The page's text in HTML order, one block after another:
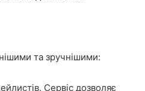
та зручнішими:
Сервіс дозволяє